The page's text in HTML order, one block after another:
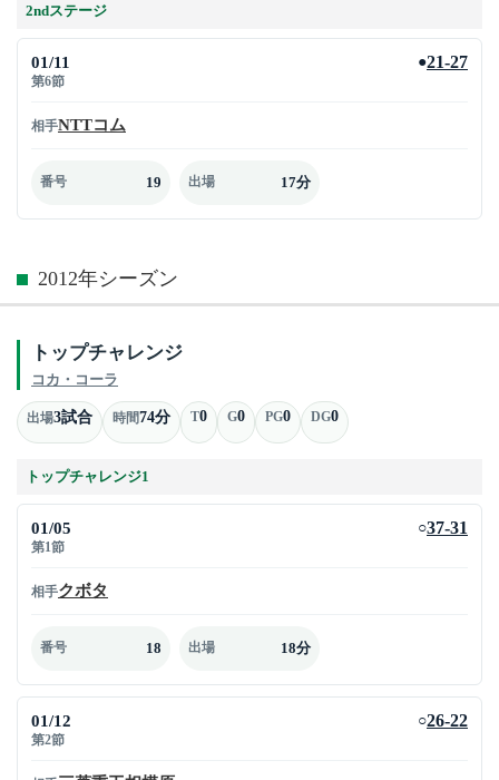
2ndステージ
01/11
第6節
●21-27
相手NTTコム
番号 19 出場 17分
2012年シーズン
トップチャレンジ
コカ・コーラ
出場3試合 時間74分 T0 G0 PG0 DG0
トップチャレンジ1
01/05
第1節
○37-31
相手クボタ
番号 18 出場 18分
01/12
第2節
○26-22